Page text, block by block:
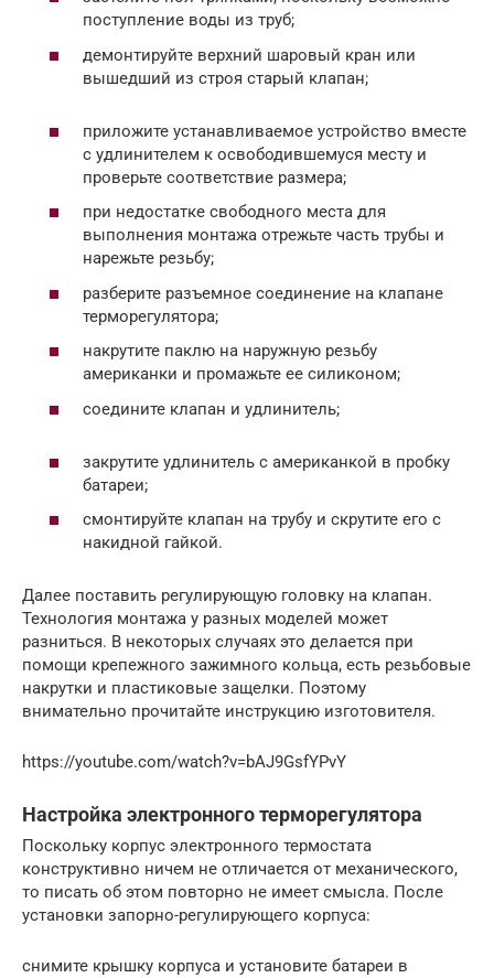
поступление воды из труб;
демонтируйте верхний шаровый кран или
вышедший из строя старый клапан;
приложите устанавливаемое устройство вместе
с удлинителем к освободившемуся месту и
проверьте соответствие размера;
при недостатке свободного места для
выполнения монтажа отрежьте часть трубы и
нарежьте резьбу;
разберите разъемное соединение на клапане
терморегулятора;
накрутите паклю на наружную резьбу
американки и промажьте ее силиконом;
соедините клапан и удлинитель;
закрутите удлинитель с американкой в пробку
батареи;
смонтируйте клапан на трубу и скрутите его с
накидной гайкой.
Далее поставить регулирующую головку на клапан.
Технология монтажа у разных моделей может
разниться. В некоторых случаях это делается при
помощи крепежного зажимного кольца, есть резьбовые
накрутки и пластиковые защелки. Поэтому
внимательно прочитайте инструкцию изготовителя.
https://youtube.com/watch?v=bAJ9GsfYPvY
Настройка электронного терморегулятора
Поскольку корпус электронного термостата
конструктивно ничем не отличается от механического,
то писать об этом повторно не имеет смысла. После
установки запорно-регулирующего корпуса:
снимите крышку корпуса и установите батареи в